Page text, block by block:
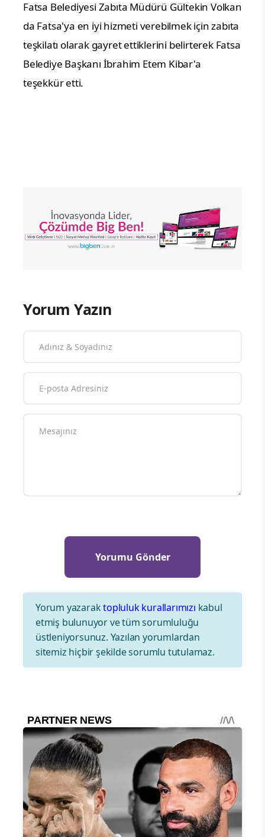
Fatsa Belediyesi Zabıta Müdürü Gültekin Volkan
da Fatsa'ya en iyi hizmeti verebilmek için zabıta
teşkilatı olarak gayret ettiklerini belirterek Fatsa
Belediye Başkanı İbrahim Etem Kibar'a
teşekkür etti.
Yorum Yazın
Yorum yazaraktopluluk kurallarımızı kabul
etmiş bulunuyor ve tüm sorumluluğu
üstleniyorsunuz. Yazılan yorumlardan
sitemiz hiçbir şekilde sorumlu tutulamaz.